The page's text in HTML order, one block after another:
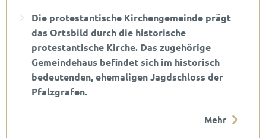
Die protestantische Kirchengemeinde prägt
das Ortsbild durch die historische
protestantische Kirche. Das zugehörige
Gemeindehaus befindet sich im historisch
bedeutenden, ehemaligen Jagdschloss der
Pfalzgrafen.
Mehr